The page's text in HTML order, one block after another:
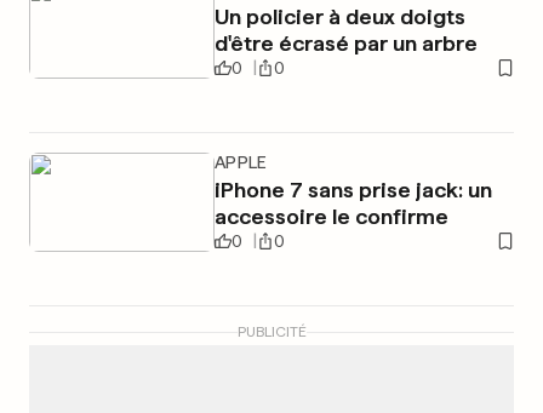
Un policier à deux doigts
d'être écrasé par un arbre
0 0
APPLE
iPhone 7 sans prise jack: un
accessoire le confirme
0 0
PUBLICITÉ